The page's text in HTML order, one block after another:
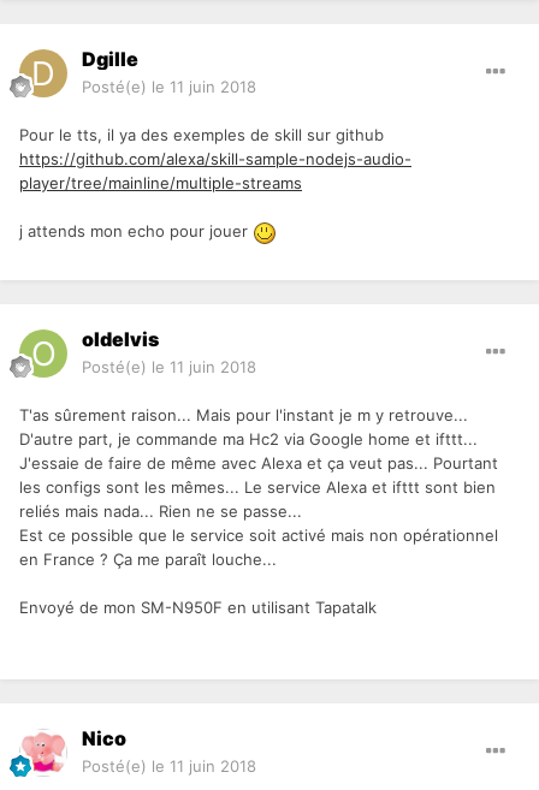
Dgille
Posté(e) le 11 juin 2018
Pour le tts, il ya des exemples de skill sur github
https://github.com/alexa/skill-sample-nodejs-audio-
player/tree/mainline/multiple-streams
j attends mon echo pour jouer
oldelvis
Posté(e) le 11 juin 2018
T'as sûrement raison... Mais pour l'instant je m y retrouve...
D'autre part, je commande ma Hc2 via Google home et ifttt...
J'essaie de faire de même avec Alexa et ça veut pas... Pourtant
les configs sont les mêmes... Le service Alexa et ifttt sont bien
reliés mais nada... Rien ne se passe...
Est ce possible que le service soit activé mais non opérationnel
en France ? Ça me paraît louche...
Envoyé de mon SM-N950F en utilisant Tapatalk
Nico
Posté(e) le 11 juin 2018